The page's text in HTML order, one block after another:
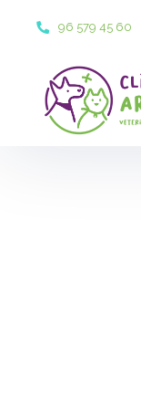
96 579 45 60